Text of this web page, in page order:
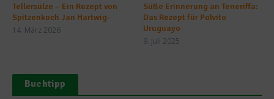
Tellersülze – Ein Rezept von
Spitzenkoch Jan Hartwig-
14. März 2026
Süße Erinnerung an Teneriffa:
Das Rezept für Polvito
Uruguayo
9. Juli 2025
Buchtipp